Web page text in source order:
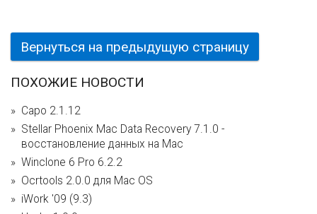
Вернуться на предыдущую страницу
ПОХОЖИЕ НОВОСТИ
Capo 2.1.12
Stellar Phoenix Mac Data Recovery 7.1.0 -
восстановление данных на Mac
Winclone 6 Pro 6.2.2
Ocrtools 2.0.0 для Mac OS
iWork '09 (9.3)